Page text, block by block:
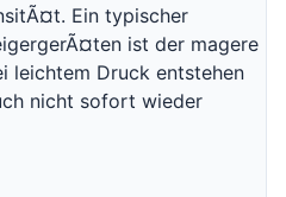
Ein typischer
ist der magere
leichtem Druck entstehen
nicht sofort wieder